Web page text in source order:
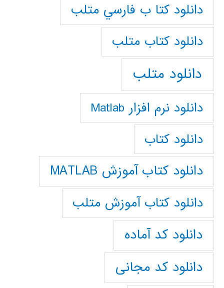
دانلود كتا ب فارسي متلب
دانلود كتاب متلب
دانلود متلب
دانلود نرم افزار Matlab
دانلود کتاب
دانلود کتاب آموزش MATLAB
دانلود کتاب آموزش متلب
دانلود کد آماده
دانلود کد مجانی